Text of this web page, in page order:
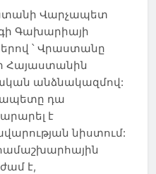
Վարչապետ
Գախարիայի
՝ Վրաստանը
Հայաստանին
անձնակազմով:
դա
է
նիստում:
է,